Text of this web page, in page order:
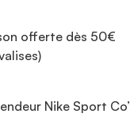
offerte dès 50€
Nike Sport Co’